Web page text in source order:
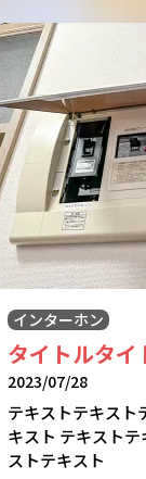
インターホン
タイトルタイ
2023/07/28
テキストテキスト
キスト テキスト
ストテキスト